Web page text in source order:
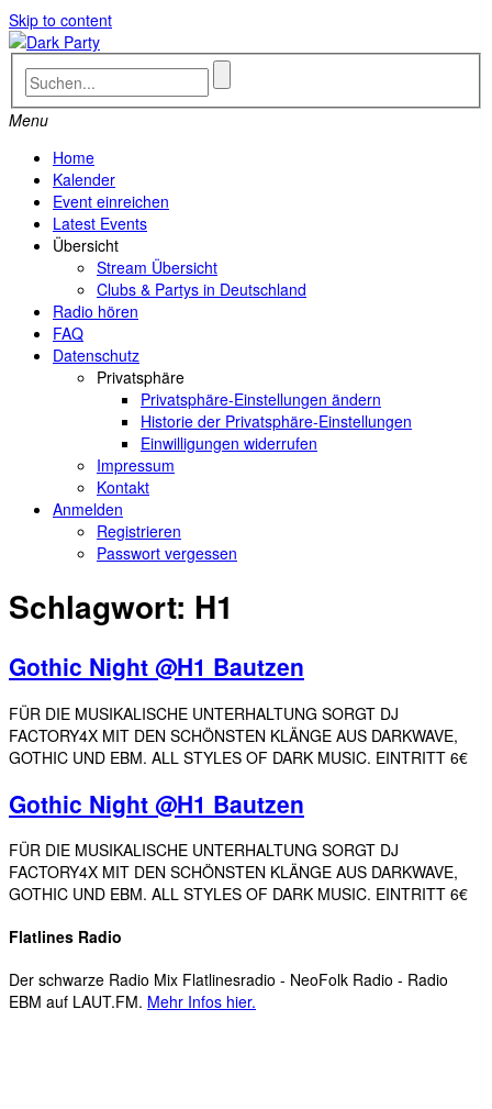
Skip to content
Menu
Home
Kalender
Event einreichen
Latest Events
Übersicht
Stream Übersicht
Clubs & Partys in Deutschland
Radio hören
FAQ
Datenschutz
Privatsphäre
Privatsphäre-Einstellungen ändern
Historie der Privatsphäre-Einstellungen
Einwilligungen widerrufen
Impressum
Kontakt
Anmelden
Registrieren
Passwort vergessen
Schlagwort: H1
Gothic Night @H1 Bautzen
FÜR DIE MUSIKALISCHE UNTERHALTUNG SORGT DJ
FACTORY4X MIT DEN SCHÖNSTEN KLÄNGE AUS DARKWAVE,
GOTHIC UND EBM. ALL STYLES OF DARK MUSIC. EINTRITT 6€
Gothic Night @H1 Bautzen
FÜR DIE MUSIKALISCHE UNTERHALTUNG SORGT DJ
FACTORY4X MIT DEN SCHÖNSTEN KLÄNGE AUS DARKWAVE,
GOTHIC UND EBM. ALL STYLES OF DARK MUSIC. EINTRITT 6€
Flatlines Radio
Der schwarze Radio Mix Flatlinesradio - NeoFolk Radio - Radio
EBM auf LAUT.FM. Mehr Infos hier.